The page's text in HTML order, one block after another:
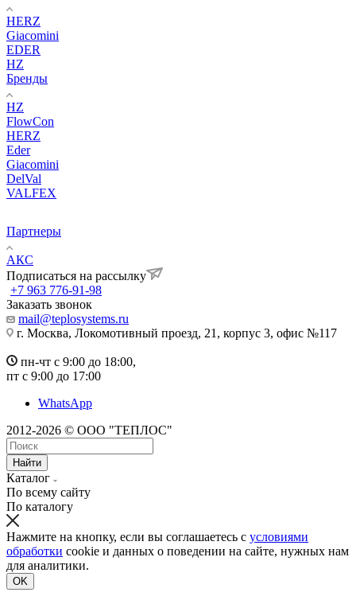
HERZ
Giacomini
EDER
HZ
Бренды
HZ
FlowCon
HERZ
Eder
Giacomini
DelVal
VALFEX
Партнеры
АКС
Подписаться на рассылку
+7 963 776-91-98
Заказать звонок
mail@teplosystems.ru
г. Москва, Локомотивный проезд, 21, корпус 3, офис №117
пн-чт с 9:00 до 18:00,
пт с 9:00 до 17:00
WhatsApp
2012-2026 © ООО "ТЕПЛОС"
Найти
Каталог
По всему сайту
По каталогу
Нажмите на кнопку, если вы соглашаетесь с условиями
обработки cookie и данных о поведении на сайте, нужных нам
для аналитики.
OK